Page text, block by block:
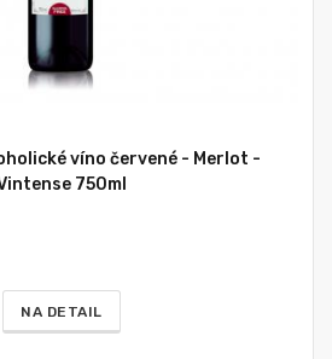
víno červené - Merlot -
750ml
NA DETAIL